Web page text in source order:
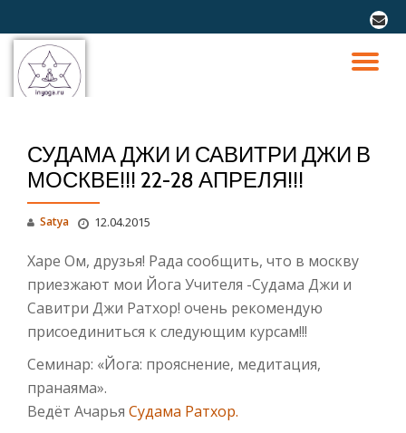
Перейти
содержимому
fa-
СУДАМА ДЖИ И САВИТРИ ДЖИ В
МОСКВЕ!!! 22-28 АПРЕЛЯ!!!
Satya 12.04.2015
Харе Ом, друзья! Рада сообщить, что в москву
приезжают мои Йога Учителя -Судама Джи и
Савитри Джи Ратхор! очень рекомендую
присоединиться к следующим курсам!!!
Семинар: «Йога: прояснение, медитация,
пранаяма».
Ведёт Ачарья Судама Ратхор.